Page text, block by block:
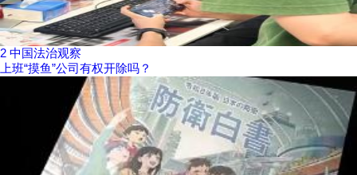
2 中国法治观察
上班“摸鱼”公司有权开除吗？